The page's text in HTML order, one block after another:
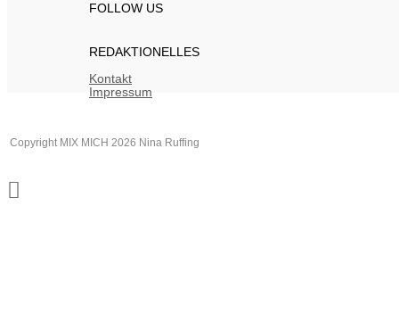
FOLLOW US
REDAKTIONELLES
Kontakt
Impressum
Copyright MIX MICH 2026 Nina Ruffing